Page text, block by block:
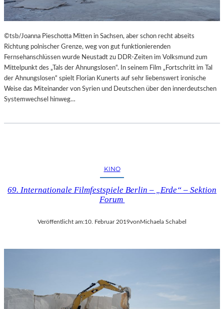
©tsb/Joanna Pieschotta Mitten in Sachsen, aber schon recht abseits
Richtung polnischer Grenze, weg von gut funktionierenden
Fernsehanschlüssen wurde Neustadt zu DDR-Zeiten im Volksmund zum
Mittelpunkt des „Tals der Ahnungslosen“. In seinem Film „Fortschritt im Tal
der Ahnungslosen“ spielt Florian Kunerts auf sehr liebenswert ironische
Weise das Miteinander von Syrien und Deutschen über den innerdeutschen
Systemwechsel hinweg…
KINO
69. Internationale Filmfestspiele Berlin – „Erde“ – Sektion
Forum
Veröffentlicht am:10. Februar 2019vonMichaela Schabel